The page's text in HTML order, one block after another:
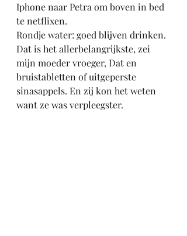
Iphone naar Petra om boven in bed
te netflixen.
Rondje water: goed blijven drinken.
Dat is het allerbelangrijkste, zei
mijn moeder vroeger, Dat en
bruistabletten of uitgeperste
sinasappels. En zij kon het weten
want ze was verpleegster.